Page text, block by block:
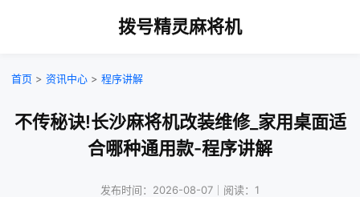
拨号精灵麻将机
首页 > 资讯中心 > 程序讲解
不传秘诀!长沙麻将机改装维修_家用桌面适
合哪种通用款-程序讲解
发布时间：2026-08-07｜阅读：1